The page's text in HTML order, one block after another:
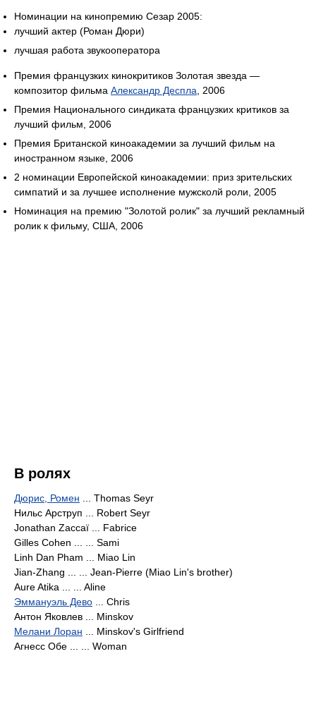
Номинации на кинопремию Сезар 2005:
лучший актер (Роман Дюри)
лучшая работа звукооператора
Премия французких кинокритиков Золотая звезда —
композитор фильма Александр Деспла , 2006
Премия Национального синдиката французких критиков за
лучший фильм, 2006
Премия Британской киноакадемии за лучший фильм на
иностранном языке, 2006
2 номинации Европейской киноакадемии: приз зрительских
симпатий и за лучшее исполнение мужсколй роли, 2005
Номинация на премию "Золотой ролик" за лучший рекламный
ролик к фильму, США, 2006
В ролях
Дюрис, Ромен ... Thomas Seyr
Нильс Арструп ... Robert Seyr
Jonathan Zaccaï ... Fabrice
Gilles Cohen ... ... Sami
Linh Dan Pham ... Miao Lin
Jian-Zhang ... ... Jean-Pierre (Miao Lin's brother)
Aure Atika ... ... Aline
Эммануэль Дево ... Chris
Антон Яковлев ... Minskov
Мелани Лоран ... Minskov's Girlfriend
Агнесс Обе ... ... Woman